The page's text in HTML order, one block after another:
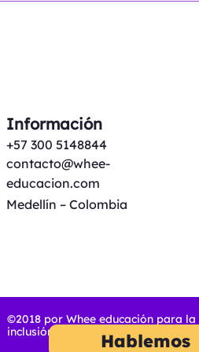
Hablemos
Información
+57 300 5148844
contacto@whee-
educacion.com
Medellín – Colombia
©2018 por Whee educación para la
inclusión